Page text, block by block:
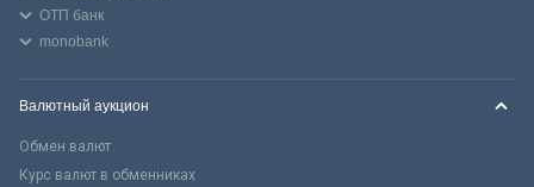
ОТП банк
monobank
Валютный аукцион
Обмен валют
Курс валют в обменниках